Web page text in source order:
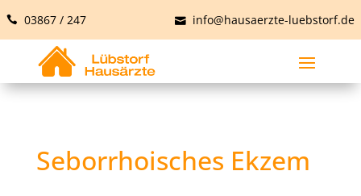
03867 / 247 info@hausaerzte-luebstorf.de
Seborrhoisches Ekzem